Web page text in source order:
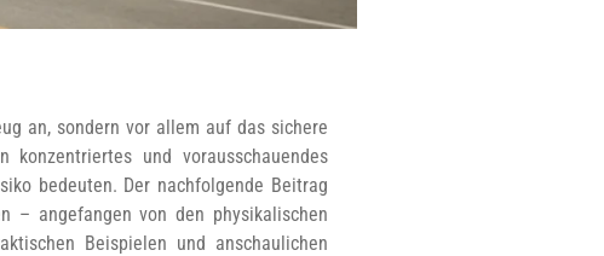
an, sondern vor allem auf das sichere
und vorausschauendes
bedeuten. Der nachfolgende Beitrag
– angefangen von den physikalischen
Beispielen und anschaulichen